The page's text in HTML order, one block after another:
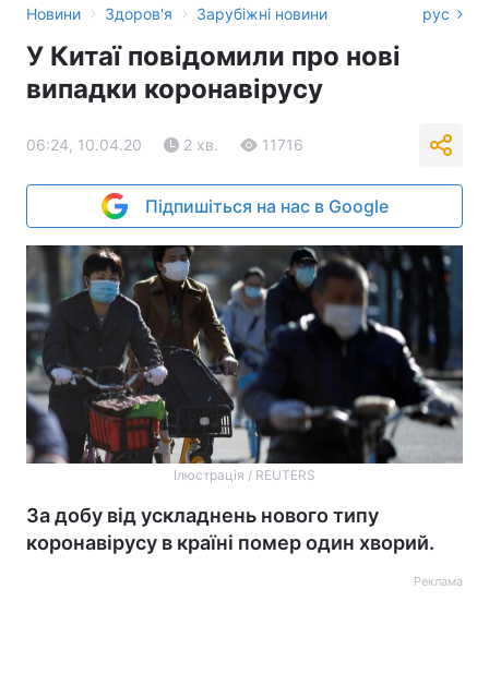
Новини › Здоров'я › Зарубіжні новини рус
У Китаї повідомили про нові
випадки коронавірусу
06:24, 10.04.20 2 хв. 11716
Підпишіться на нас в Google
Ілюстрація / REUTERS
За добу від ускладнень нового типу
коронавірусу в країні помер один хворий.
Реклама